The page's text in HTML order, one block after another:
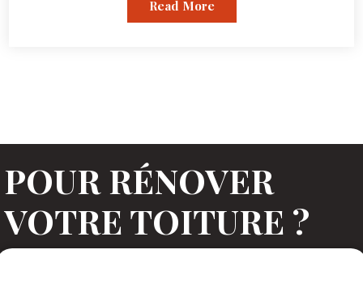
Read More
POUR RÉNOVER
VOTRE TOITURE ?